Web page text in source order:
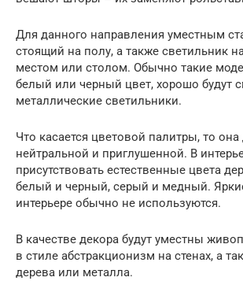
Для данного направления уместным
стоящий на полу, а также светильник
местом или столом. Обычно такие
белый или черный цвет, хорошо будут
металлические светильники.
Что касается цветовой палитры, то
нейтральной и приглушенной. В
присутствовать естественные цвета
белый и черный, серый и медный.
интерьере обычно не используются.
В качестве декора будут уместны
в стиле абстракционизм на стенах, а
дерева или металла.